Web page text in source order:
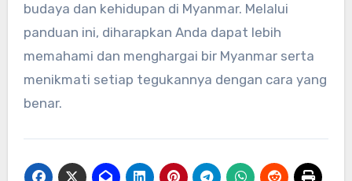
budaya dan kehidupan di Myanmar. Melalui
panduan ini, diharapkan Anda dapat lebih
memahami dan menghargai bir Myanmar serta
menikmati setiap tegukannya dengan cara yang
benar.